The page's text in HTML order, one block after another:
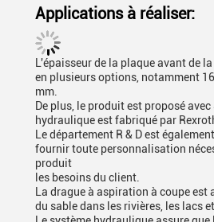
Applications à réaliser:
L'épaisseur de la plaque avant de
en plusieurs options, notamment
mm.
De plus, le produit est proposé
hydraulique est fabriqué par
Le département R & D est
fournir toute personnalisation
produit
les besoins du client.
La drague à aspiration à coupe est
du sable dans les rivières, les lacs